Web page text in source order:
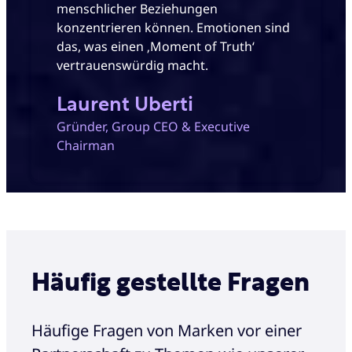
menschlicher Beziehungen
konzentrieren können. Emotionen sind
das, was einen ‚Moment of Truth‘
vertrauenswürdig macht.
Laurent Uberti
Gründer, Group CEO & Executive
Chairman
Häufig gestellte Fragen
Häufige Fragen von Marken vor einer